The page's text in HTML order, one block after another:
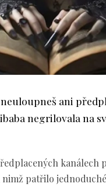
ani
negrilovala na
kanálech
patřilo